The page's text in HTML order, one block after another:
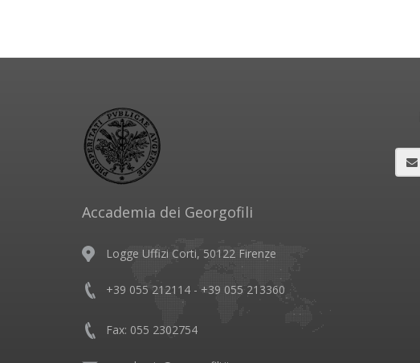
Accademia dei Georgofili
Logge Uffizi Corti, 50122 Firenze
+39 055 212114 - +39 055 213360
Fax: 055 2302754